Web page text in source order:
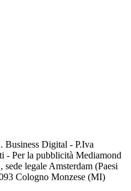
Business Digital - P.Iva
- Per la pubblicità Mediamond
legale Amsterdam (Paesi
Cologno Monzese (MI)